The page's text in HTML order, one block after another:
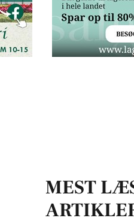
MEST